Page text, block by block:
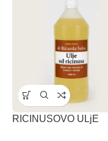
RICINUSOVO ULjE